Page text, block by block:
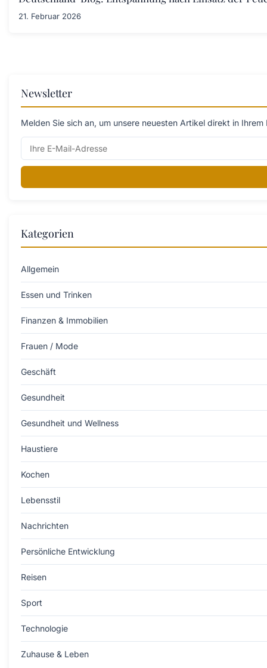
21. Februar 2026
Newsletter
Melden Sie sich an, um unsere neuesten Artikel direkt in
Kategorien
Allgemein
Essen und Trinken
Finanzen & Immobilien
Frauen / Mode
Geschäft
Gesundheit
Gesundheit und Wellness
Haustiere
Kochen
Lebensstil
Nachrichten
Persönliche Entwicklung
Reisen
Sport
Technologie
Zuhause & Leben